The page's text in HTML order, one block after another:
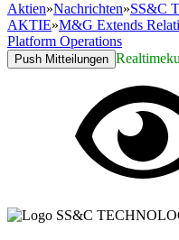
Aktien»Nachrichten»SS&C
AKTIE»M&G Extends
Platform Operations
Push Mitteilungen